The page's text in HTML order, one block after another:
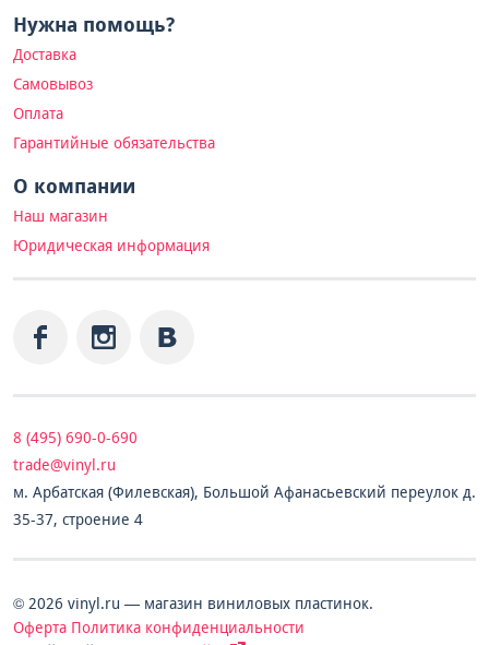
Нужна помощь?
Доставка
Самовывоз
Оплата
Гарантийные обязательства
О компании
Наш магазин
Юридическая информация
8 (495) 690-0-690
trade@vinyl.ru
м. Арбатская (Филевская), Большой Афанасьевский переулок д.
35-37, строение 4
© 2026 vinyl.ru — магазин виниловых пластинок.
Оферта Политика конфиденциальности